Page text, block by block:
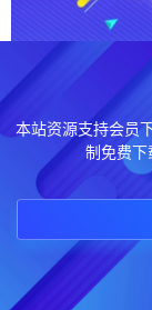
本站资源支持会员
制免费下